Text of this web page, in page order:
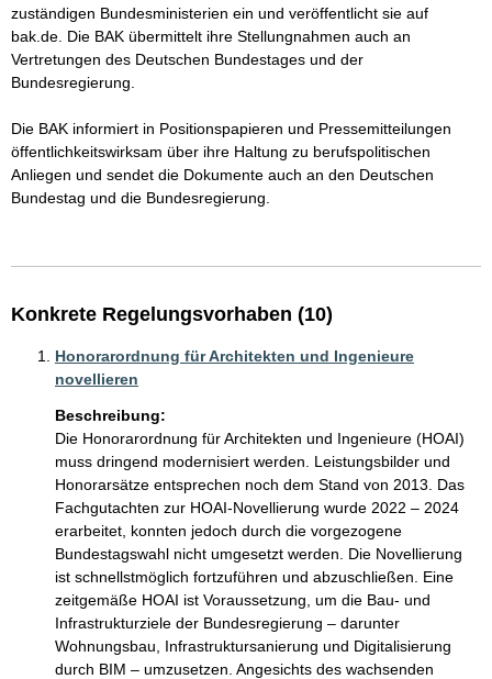
zuständigen Bundesministerien ein und veröffentlicht sie auf
bak.de. Die BAK übermittelt ihre Stellungnahmen auch an
Vertretungen des Deutschen Bundestages und der
Bundesregierung.
Die BAK informiert in Positionspapieren und Pressemitteilungen
öffentlichkeitswirksam über ihre Haltung zu berufspolitischen
Anliegen und sendet die Dokumente auch an den Deutschen
Bundestag und die Bundesregierung.
Konkrete Regelungsvorhaben (10)
Honorarordnung für Architekten und Ingenieure
novellieren
Beschreibung:
Die Honorarordnung für Architekten und Ingenieure (HOAI)
muss dringend modernisiert werden. Leistungsbilder und
Honorarsätze entsprechen noch dem Stand von 2013. Das
Fachgutachten zur HOAI-Novellierung wurde 2022 – 2024
erarbeitet, konnten jedoch durch die vorgezogene
Bundestagswahl nicht umgesetzt werden. Die Novellierung
ist schnellstmöglich fortzuführen und abzuschließen. Eine
zeitgemäße HOAI ist Voraussetzung, um die Bau- und
Infrastrukturziele der Bundesregierung – darunter
Wohnungsbau, Infrastruktursanierung und Digitalisierung
durch BIM – umzusetzen. Angesichts des wachsenden